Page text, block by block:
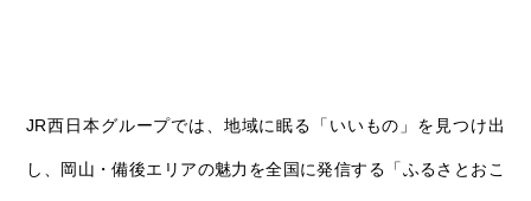
生スフレ ふわり～ぬ
第8回 岡山市 第7回 美作市/西粟倉村/奈義町/勝央町
JR西日本グループでは、地域に眠る「いいもの」を見つけ出
し、岡山・備後エリアの魅力を全国に発信する「ふるさとおこ